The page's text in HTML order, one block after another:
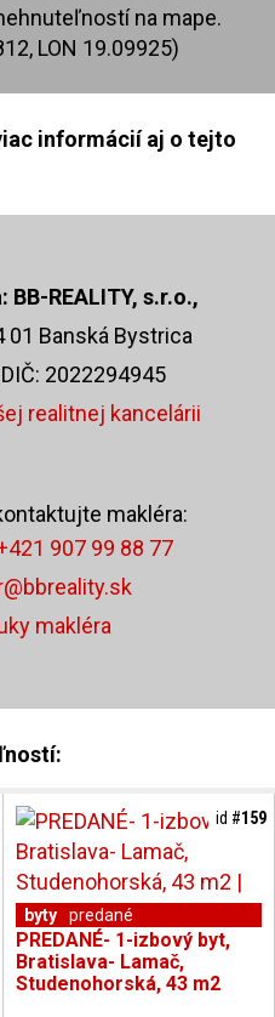
na mape.
LON 19.09925)
informácií aj o tejto
REALITY, s.r.o.,
01 Banská Bystrica
2022294945
realitnej kancelárii
makléra:
907 99 88 77
makléra
byty predané
PREDANÉ- 1-izbový byt,
Bratislava- Lamač,
Studenohorská, 43 m2
id #159